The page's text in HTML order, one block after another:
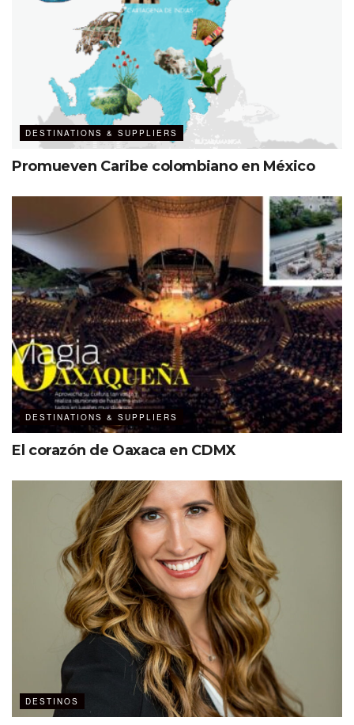
DESTINATIONS & SUPPLIERS
Promueven Caribe colombiano en México
DESTINATIONS & SUPPLIERS
El corazón de Oaxaca en CDMX
DESTINOS